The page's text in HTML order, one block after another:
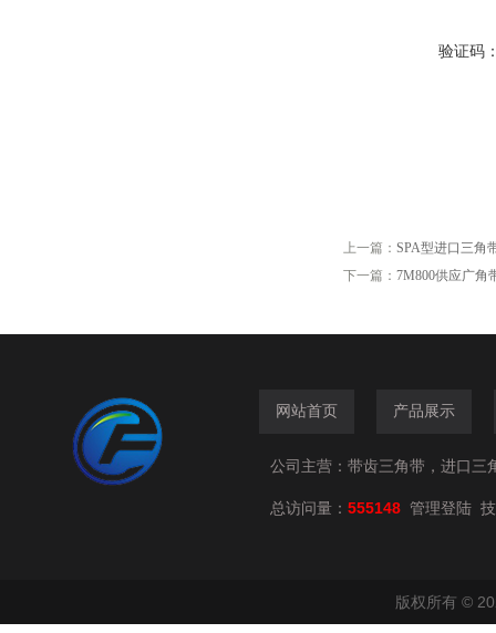
验证码
上一篇： SPA型进口三角
下一篇： 7M800供应广角
网站首页 产品展示
公司主营：带齿三角带，进口三
总访问量： 555148 管理登陆
版权所有 ©